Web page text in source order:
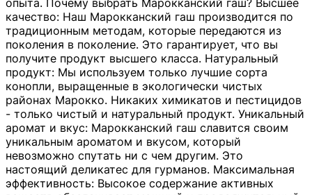
опыта. Почему выбрать Марокканский гаш? Высшее
качество: Наш Марокканский гаш производится по
традиционным методам, которые передаются из
поколения в поколение. Это гарантирует, что вы
получите продукт высшего класса. Натуральный
продукт: Мы используем только лучшие сорта
конопли, выращенные в экологически чистых
районах Марокко. Никаких химикатов и пестицидов
- только чистый и натуральный продукт. Уникальный
аромат и вкус: Марокканский гаш славится своим
уникальным ароматом и вкусом, который
невозможно спутать ни с чем другим. Это
настоящий деликатес для гурманов. Максимальная
эффективность: Высокое содержание активных